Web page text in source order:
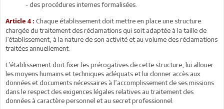
- des procédures internes formalisées.
Article 4 : Chaque établissement doit mettre en place une structure
chargée du traitement des réclamations qui soit adaptée à la taille de
l’établissement, à la nature de son activité et au volume des réclamations
traitées annuellement.
L’établissement doit fixer les prérogatives de cette structure, lui allouer
les moyens humains et techniques adéquats et lui donner accès aux
données et documents nécessaires à l’accomplissement de ses missions
dans le respect des exigences légales relatives au traitement des
données à caractère personnel et au secret professionnel.